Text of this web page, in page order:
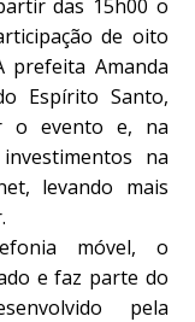
das 15h00 o
de oito
prefeita Amanda
Espírito Santo,
o evento e, na
na
levando mais
móvel, o
e faz parte do
pela